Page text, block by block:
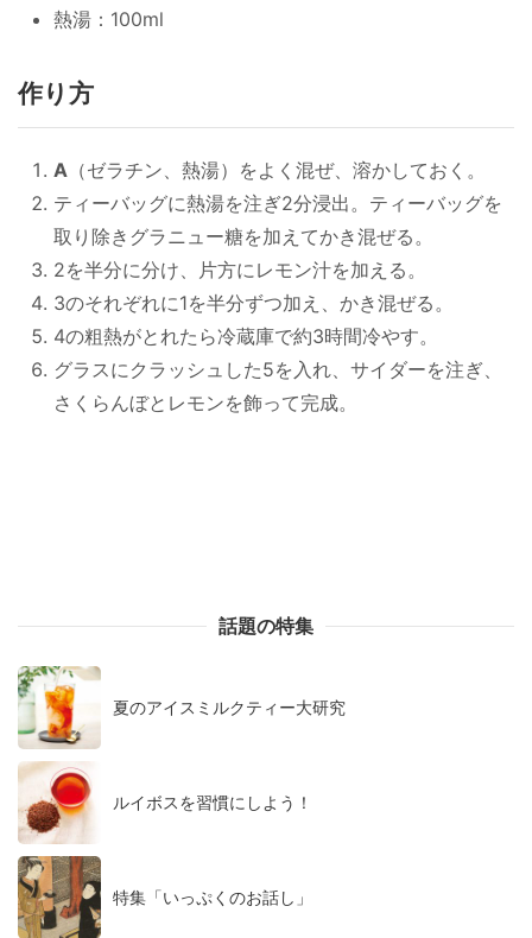
熱湯：100ml
作り方
A （ゼラチン、熱湯）をよく混ぜ、溶かしておく。
ティーバッグに熱湯を注ぎ2分浸出。ティーバッグを
取り除きグラニュー糖を加えてかき混ぜる。
2を半分に分け、片方にレモン汁を加える。
3のそれぞれに1を半分ずつ加え、かき混ぜる。
4の粗熱がとれたら冷蔵庫で約3時間冷やす。
グラスにクラッシュした5を入れ、サイダーを注ぎ、
さくらんぼとレモンを飾って完成。
話題の特集
夏のアイスミルクティー大研究
ルイボスを習慣にしよう！
特集「いっぷくのお話し」